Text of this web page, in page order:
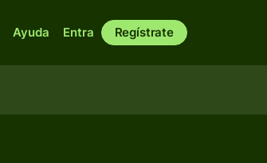
Ayuda Entra Regístrate